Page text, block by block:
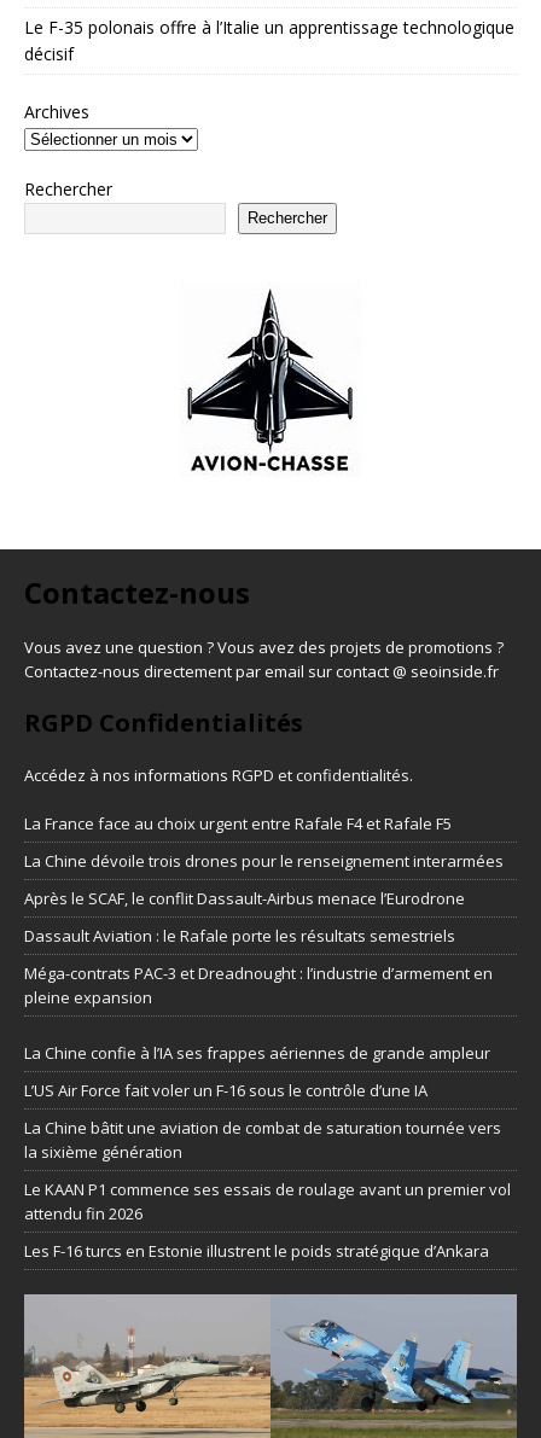
Le F-35 polonais offre à l’Italie un apprentissage technologique
décisif
Archives
Rechercher
Rechercher
Contactez-nous
Vous avez une question ? Vous avez des projets de promotions ?
Contactez-nous directement par email sur contact @ seoinside.fr
RGPD Confidentialités
Accédez à nos informations RGPD et confidentialités.
La France face au choix urgent entre Rafale F4 et Rafale F5
La Chine dévoile trois drones pour le renseignement interarmées
Après le SCAF, le conflit Dassault-Airbus menace l’Eurodrone
Dassault Aviation : le Rafale porte les résultats semestriels
Méga-contrats PAC-3 et Dreadnought : l’industrie d’armement en
pleine expansion
La Chine confie à l’IA ses frappes aériennes de grande ampleur
L’US Air Force fait voler un F-16 sous le contrôle d’une IA
La Chine bâtit une aviation de combat de saturation tournée vers
la sixième génération
Le KAAN P1 commence ses essais de roulage avant un premier vol
attendu fin 2026
Les F-16 turcs en Estonie illustrent le poids stratégique d’Ankara